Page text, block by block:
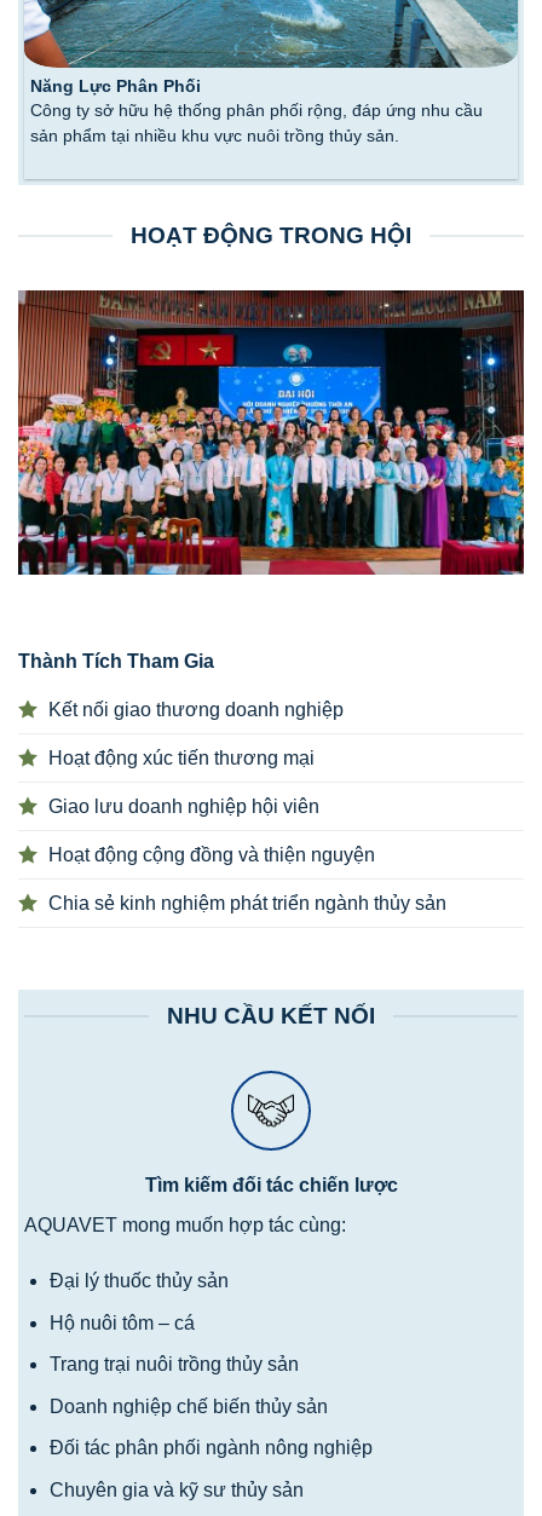
Năng Lực Phân Phối
Công ty sở hữu hệ thống phân phối rộng, đáp ứng nhu cầu
sản phẩm tại nhiều khu vực nuôi trồng thủy sản.
HOẠT ĐỘNG TRONG HỘI
Thành Tích Tham Gia
Kết nối giao thương doanh nghiệp
Hoạt động xúc tiến thương mại
Giao lưu doanh nghiệp hội viên
Hoạt động cộng đồng và thiện nguyện
Chia sẻ kinh nghiệm phát triển ngành thủy sản
NHU CẦU KẾT NỐI
Tìm kiếm đối tác chiến lược
AQUAVET mong muốn hợp tác cùng:
Đại lý thuốc thủy sản
Hộ nuôi tôm – cá
Trang trại nuôi trồng thủy sản
Doanh nghiệp chế biến thủy sản
Đối tác phân phối ngành nông nghiệp
Chuyên gia và kỹ sư thủy sản